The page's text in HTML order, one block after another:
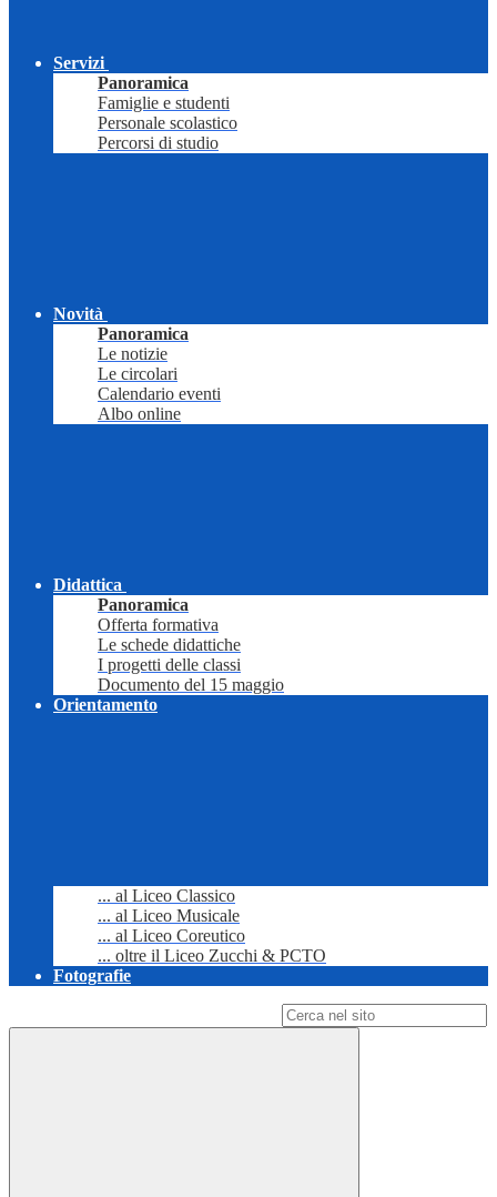
Servizi
Panoramica
Famiglie e studenti
Personale scolastico
Percorsi di studio
Novità
Panoramica
Le notizie
Le circolari
Calendario eventi
Albo online
Didattica
Panoramica
Offerta formativa
Le schede didattiche
I progetti delle classi
Documento del 15 maggio
Orientamento
... al Liceo Classico
... al Liceo Musicale
... al Liceo Coreutico
... oltre il Liceo Zucchi & PCTO
Fotografie